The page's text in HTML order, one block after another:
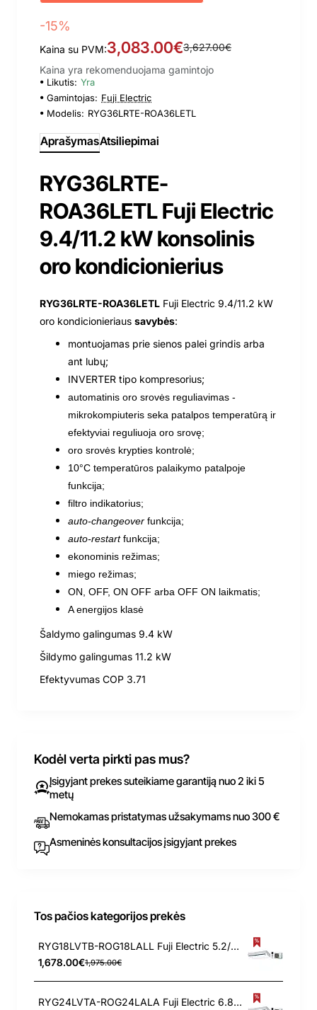
-15%
Kaina su PVM:3,083.00€3,627.00€
Kaina yra rekomenduojama gamintojo
Likutis: Yra
Gamintojas: Fuji Electric
Modelis: RYG36LRTE-ROA36LETL
AprašymasAtsiliepimai
RYG36LRTE-
ROA36LETL Fuji Electric
9.4/11.2 kW konsolinis
oro kondicionierius
RYG36LRTE-ROA36LETL Fuji Electric 9.4/11.2 kW
oro kondicionieriaus savybės:
montuojamas prie sienos palei grindis arba
ant lubų;
INVERTER tipo kompresorius;
automatinis oro srovės reguliavimas -
mikrokompiuteris seka patalpos temperatūrą ir
efektyviai reguliuoja oro srovę;
oro srovės krypties kontrolė;
10°C temperatūros palaikymo patalpoje
funkcija;
filtro indikatorius;
auto-changeover funkcija;
auto-restartfunkcija;
ekonominis režimas;
miego režimas;
ON, OFF, ON OFF arba OFF ON laikmatis;
A energijos klasė
Šaldymo galingumas 9.4 kW
Šildymo galingumas 11.2 kW
Efektyvumas COP 3.71
Kodėl verta pirkti pas mus?
Įsigyjant prekes suteikiame garantiją nuo 2 iki 5
metų
Nemokamas pristatymas užsakymams nuo 300 €
Asmeninės konsultacijos įsigyjant prekes
Tos pačios kategorijos prekės
RYG18LVTB-ROG18LALL Fuji Electric 5.2/6.0 kW kondicionierius
1,678.00€1,975.00€
RYG24LVTA-ROG24LALA Fuji Electric 6.8/8.0 kW kondicionierius